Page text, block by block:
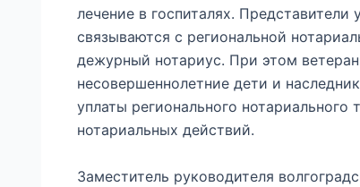
лечение в госпиталях.
связываются с региональной
дежурный нотариус. При этом
несовершеннолетние дети и
уплаты регионального
нотариальных действий.
Заместитель руководителя